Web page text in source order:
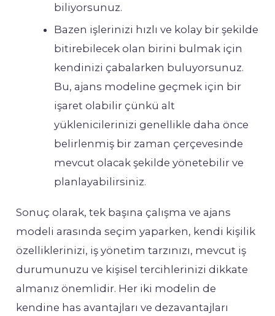
biliyorsunuz.
Bazen işlerinizi hızlı ve kolay bir şekilde
bitirebilecek olan birini bulmak için
kendinizi çabalarken buluyorsunuz.
Bu, ajans modeline geçmek için bir
işaret olabilir çünkü alt
yüklenicilerinizi genellikle daha önce
belirlenmiş bir zaman çerçevesinde
mevcut olacak şekilde yönetebilir ve
planlayabilirsiniz.
Sonuç olarak, tek başına çalışma ve ajans
modeli arasında seçim yaparken, kendi kişilik
özelliklerinizi, iş yönetim tarzınızı, mevcut iş
durumunuzu ve kişisel tercihlerinizi dikkate
almanız önemlidir. Her iki modelin de
kendine has avantajları ve dezavantajları